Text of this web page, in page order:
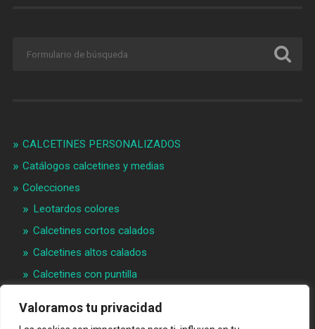
Valoramos tu privacidad
CALCETINES PERSONALIZADOS
Catálogos calcetines y medias
Colecciones
Leotardos colores
Calcetines cortos calados
Calcetines altos calados
Calcetines con puntilla
Materias primeras